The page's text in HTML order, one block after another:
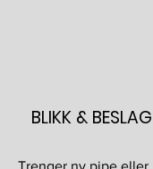
BLIKK & BESLAG
Trenger ny pipe eller